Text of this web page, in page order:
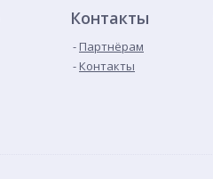
Контакты
Партнёрам
Контакты